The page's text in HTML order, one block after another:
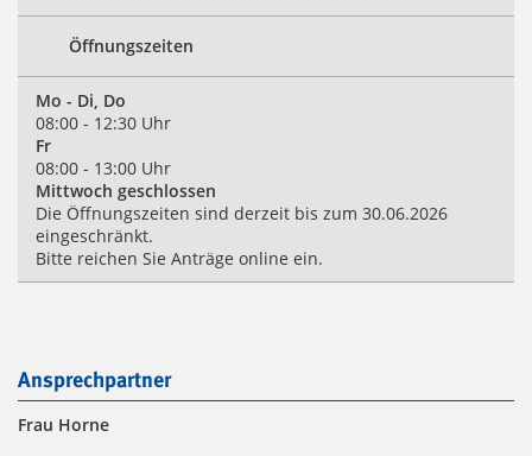
Öffnungszeiten
Mo - Di, Do
08:00 - 12:30 Uhr
Fr
08:00 - 13:00 Uhr
Mittwoch geschlossen
Die Öffnungszeiten sind derzeit bis zum 30.06.2026
eingeschränkt.
Bitte reichen Sie Anträge online ein.
Ansprechpartner
Frau Horne